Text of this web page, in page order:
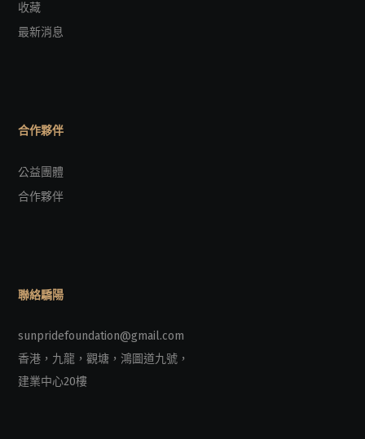
收藏
最新消息
合作夥伴
公益團體
合作夥伴
聯絡驕陽
sunpridefoundation@gmail.com
香港，九龍，觀塘，鴻圖道九號，
建業中心20樓